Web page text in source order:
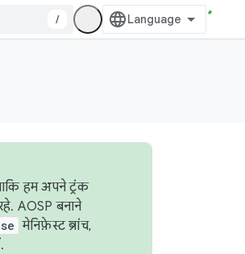
/
हम अपने ट्रंक
AOSP बनाने
मेनिफ़ेस्ट ब्रांच,